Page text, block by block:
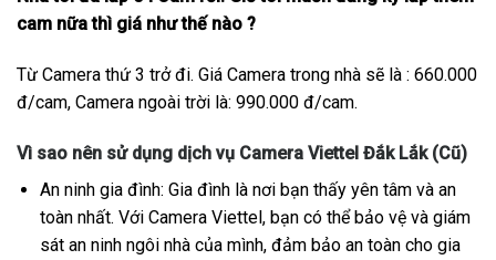
cam nữa thì giá như thế nào ?
Từ Camera thứ 3 trở đi. Giá Camera trong nhà sẽ là : 660.000
đ/cam, Camera ngoài trời là: 990.000 đ/cam.
Vì sao nên sử dụng dịch vụ Camera Viettel Đắk Lắk (Cũ)
An ninh gia đình: Gia đình là nơi bạn thấy yên tâm và an
toàn nhất. Với Camera Viettel, bạn có thể bảo vệ và giám
sát an ninh ngôi nhà của mình, đảm bảo an toàn cho gia